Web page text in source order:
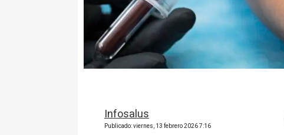
Infosalus
Publicado: viernes, 13 febrero 2026 7:16